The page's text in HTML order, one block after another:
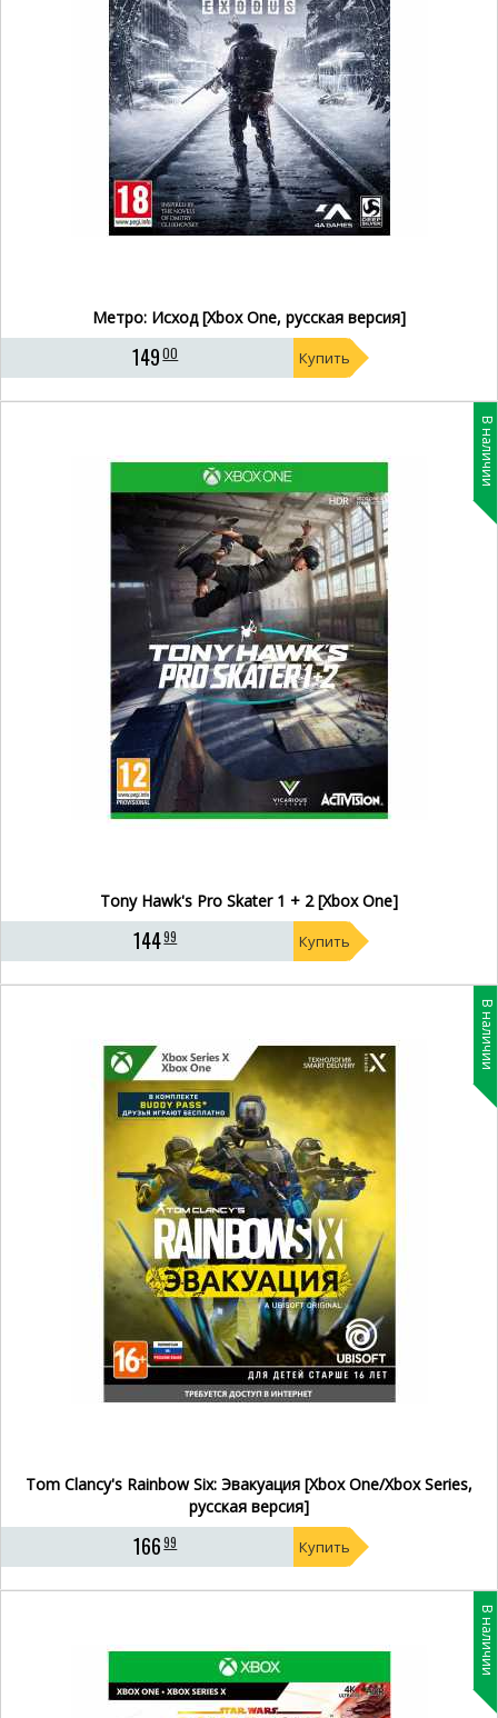
Метро: Исход [Xbox One, русская версия]
14900 Купить
В наличии
Tony Hawk's Pro Skater 1 + 2 [Xbox One]
14499 Купить
В наличии
Tom Clancy's Rainbow Six: Эвакуация [Xbox One/Xbox Series,
русская версия]
16699 Купить
В наличии